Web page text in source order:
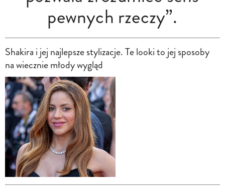
pewnych rzeczy”.
Shakira i jej najlepsze stylizacje. Te looki to jej sposoby
na wiecznie młody wygląd